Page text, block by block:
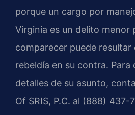
porque un cargo por
Virginia es un delito menor
comparecer puede resultar
rebeldía en su contra. Para
detalles de su asunto,
Of SRIS, P.C. al (888) 437-